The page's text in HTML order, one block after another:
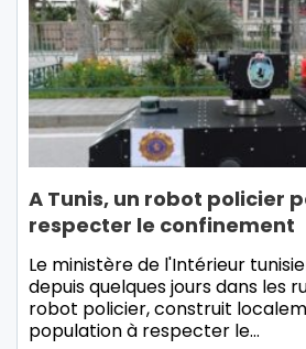
A Tunis, un robot policier
respecter le confinement
Le ministère de l'Intérieur
depuis quelques jours dans les
robot policier, construit
population à respecter le…